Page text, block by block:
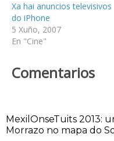
Xa hai anuncios televisivos
do iPhone
5 Xuño, 2007
En "Cine"
Comentarios
MexilOnseTuits 2013:
Morrazo no mapa do